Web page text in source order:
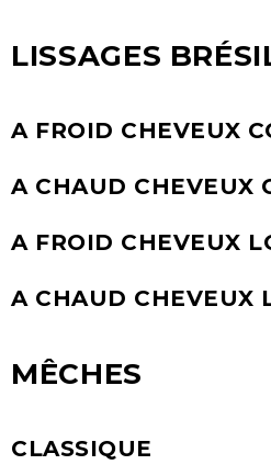
LISSAGES
A FROID CHEVEUX
A CHAUD CHEVEUX
A FROID CHEVEUX
A CHAUD CHEVEUX
MÊCHES
CLASSIQUE